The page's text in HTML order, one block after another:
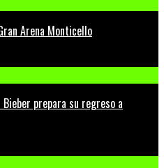
Arena Monticello
Bieber prepara su regreso a